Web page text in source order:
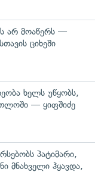
არ მოაწერს —
ციხეში
ხელს უწყობს,
— ყიფშიძე
პატიმარი,
მნახველი ჰყავდა,